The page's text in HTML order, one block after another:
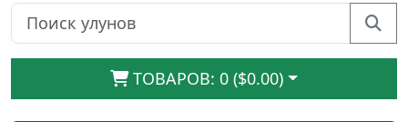
ТОВАРОВ: 0 ($0.00)